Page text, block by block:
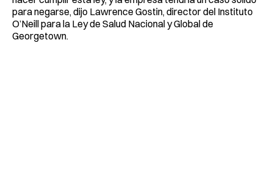
para negarse, dijo Lawrence Gostin, director del Instituto
O’Neill para la Ley de Salud Nacional y Global de
Georgetown.